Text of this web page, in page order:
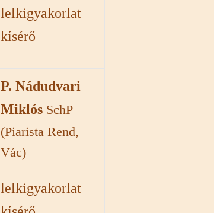
lelkigyakorlat
kísérő
P. Nádudvari
Miklós SchP
(Piarista Rend,
Vác)
lelkigyakorlat